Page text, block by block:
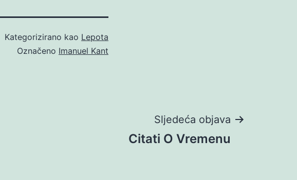
Kategorizirano kao Lepota
Označeno Imanuel Kant
Sljedeća objava
Citati O Vremenu